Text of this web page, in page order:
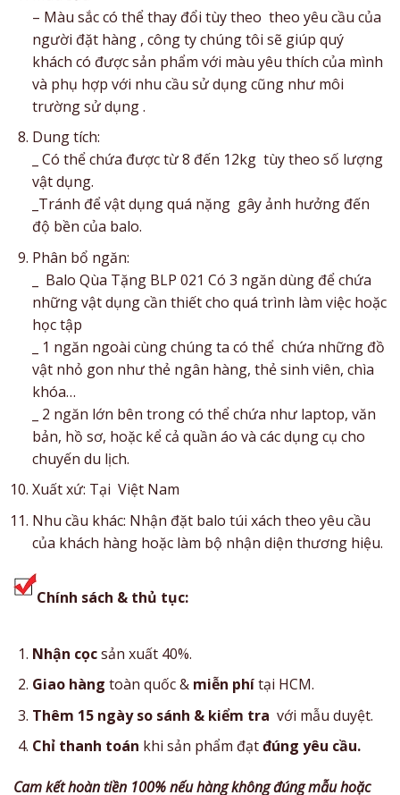
– Màu sắc có thể thay đổi tùy theo theo yêu cầu của
người đặt hàng , công ty chúng tôi sẽ giúp quý
khách có được sản phẩm với màu yêu thích của mình
và phụ hợp với nhu cầu sử dụng cũng như môi
trường sử dụng .
Dung tích:
_ Có thể chứa được từ 8 đến 12kg tùy theo số lượng
vật dụng.
_Tránh để vật dụng quá nặng gây ảnh hưởng đến
độ bền của balo.
Phân bổ ngăn:
_ Balo Qùa Tặng BLP 021 Có 3 ngăn dùng để chứa
những vật dụng cần thiết cho quá trình làm việc hoặc
học tập
_ 1 ngăn ngoài cùng chúng ta có thể chứa những đồ
vật nhỏ gon như thẻ ngân hàng, thẻ sinh viên, chìa
khóa…
_ 2 ngăn lớn bên trong có thể chứa như laptop, văn
bản, hồ sơ, hoặc kể cả quần áo và các dụng cụ cho
chuyến du lịch.
Xuất xứ: Tại Việt Nam
Nhu cầu khác: Nhận đặt balo túi xách theo yêu cầu
của khách hàng hoặc làm bộ nhận diện thương hiệu.
Chính sách & thủ tục:
Nhận cọcsản xuất 40%.
Giao hàng toàn quốc & miễn phítại HCM.
Thêm 15 ngày so sánh & kiểm tra với mẫu duyệt.
Chỉ thanh toán khi sản phẩm đạtđúng yêu cầu.
Cam kết hoàn tiền 100% nếu hàng không đúng mẫu hoặc